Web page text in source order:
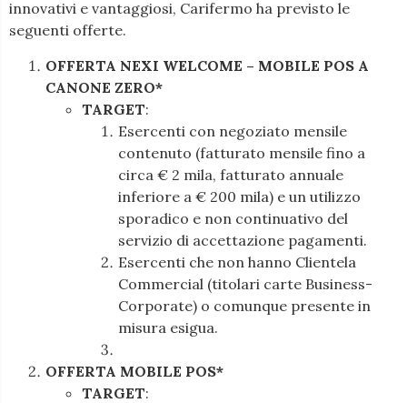
innovativi e vantaggiosi, Carifermo ha previsto le
seguenti offerte.
OFFERTA NEXI WELCOME – MOBILE POS A
CANONE ZERO*
TARGET:
Esercenti con negoziato mensile
contenuto (fatturato mensile fino a
circa € 2 mila, fatturato annuale
inferiore a € 200 mila) e un utilizzo
sporadico e non continuativo del
servizio di accettazione pagamenti.
Esercenti che non hanno Clientela
Commercial (titolari carte Business-
Corporate) o comunque presente in
misura esigua.
OFFERTA MOBILE POS*
TARGET: